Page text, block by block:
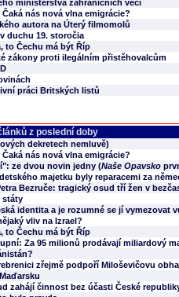
ministerstva zahraničních věcí
nás nová vlna emigrácie?
autora na Úterý filmomolů
duchu 19. storočia
to Čechu má být Říp
zákony proti ilegálním přistěhovalcům
práci Britských listů
z poslední doby
dekretech nemluvě)
nás nová vlna emigrácie?
ze dvou novin jedny (Naše Opavsko
majetku byly reparacemi za
Bezruče: tragický osud tří žen v
státy
identita a je rozumné se jí vymezovat
vliv na Izrael?
to Čechu má být Říp
Za 95 milionů prodávají miliardový
zřejmě podpoří Miloševičovu
zahájí činnost bez účasti České